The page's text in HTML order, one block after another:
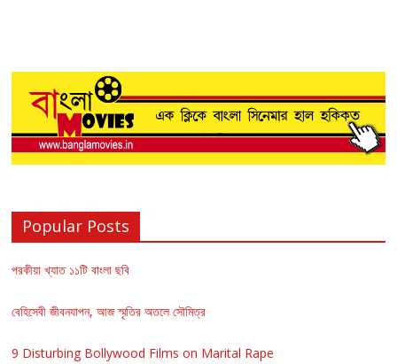
Popular Posts
পরকীয়া খ্যাত ১১টি বাংলা ছবি
বেহিসেবী জীবনযাপন, আজ স্মৃতির অতলে সৌমিত্র
9 Disturbing Bollywood Films on Marital Rape